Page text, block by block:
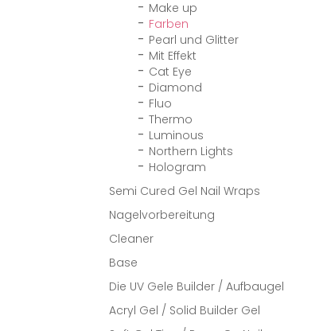
Make up
Farben
Pearl und Glitter
Mit Effekt
Cat Eye
Diamond
Fluo
Thermo
Luminous
Northern Lights
Hologram
Semi Cured Gel Nail Wraps
Nagelvorbereitung
Cleaner
Base
Die UV Gele Builder / Aufbaugel
Acryl Gel / Solid Builder Gel